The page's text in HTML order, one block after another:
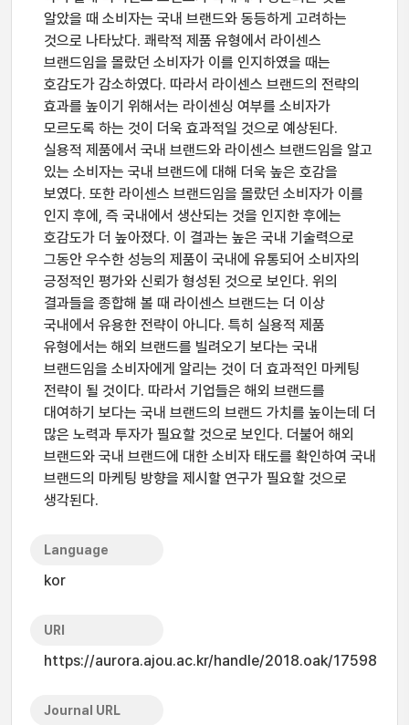
알았을 때 소비자는 국내 브랜드와 동등하게 고려하는
것으로 나타났다. 쾌락적 제품 유형에서 라이센스
브랜드임을 몰랐던 소비자가 이를 인지하였을 때는
호감도가 감소하였다. 따라서 라이센스 브랜드의 전략의
효과를 높이기 위해서는 라이센싱 여부를 소비자가
모르도록 하는 것이 더욱 효과적일 것으로 예상된다.
실용적 제품에서 국내 브랜드와 라이센스 브랜드임을 알고
있는 소비자는 국내 브랜드에 대해 더욱 높은 호감을
보였다. 또한 라이센스 브랜드임을 몰랐던 소비자가 이를
인지 후에, 즉 국내에서 생산되는 것을 인지한 후에는
호감도가 더 높아졌다. 이 결과는 높은 국내 기술력으로
그동안 우수한 성능의 제품이 국내에 유통되어 소비자의
긍정적인 평가와 신뢰가 형성된 것으로 보인다. 위의
결과들을 종합해 볼 때 라이센스 브랜드는 더 이상
국내에서 유용한 전략이 아니다. 특히 실용적 제품
유형에서는 해외 브랜드를 빌려오기 보다는 국내
브랜드임을 소비자에게 알리는 것이 더 효과적인 마케팅
전략이 될 것이다. 따라서 기업들은 해외 브랜드를
대여하기 보다는 국내 브랜드의 브랜드 가치를 높이는데 더
많은 노력과 투자가 필요할 것으로 보인다. 더불어 해외
브랜드와 국내 브랜드에 대한 소비자 태도를 확인하여 국내
브랜드의 마케팅 방향을 제시할 연구가 필요할 것으로
생각된다.
Language
kor
URI
https://aurora.ajou.ac.kr/handle/2018.oak/17598
Journal URL